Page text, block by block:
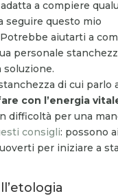
a compiere
seguire questo mio
aiutarti a
personale
di cui parlo
con l’energia
difficoltà per una
consigli: possono
per iniziare a